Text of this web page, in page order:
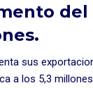
del
sus
a los 5,3